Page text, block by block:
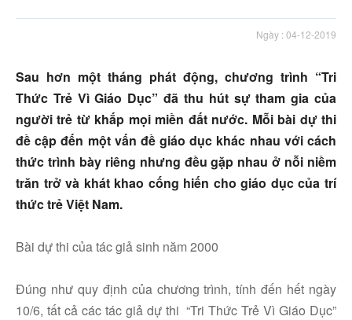
Ngày : 04-12-2019
Sau hơn một tháng phát động, chương trình “Tri
Thức Trẻ Vì Giáo Dục” đã thu hút sự tham gia của
người trẻ từ khắp mọi miền đất nước. Mỗi bài dự thi
đề cập đến một vấn đề giáo dục khác nhau với cách
thức trình bày riêng nhưng đều gặp nhau ở nỗi niềm
trăn trở và khát khao cống hiến cho giáo dục của trí
thức trẻ Việt Nam.
Bài dự thi của tác giả sinh năm 2000
Đúng như quy định của chương trình, tính đến hết ngày
10/6, tất cả các tác giả dự thi “Tri Thức Trẻ Vì Giáo Dục”